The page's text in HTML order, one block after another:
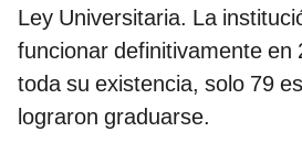
Ley Universitaria. La
funcionar definitivamente en
toda su existencia, solo 79
lograron graduarse.